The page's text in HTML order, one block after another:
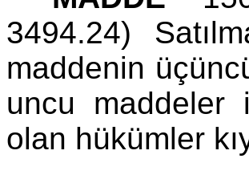
3494.24)
maddenin
uncu maddeler
olan hükümler